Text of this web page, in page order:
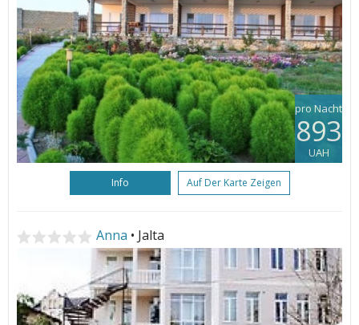
pro Nacht
893
UAH
Info Auf Der Karte Zeigen
Anna • Jalta